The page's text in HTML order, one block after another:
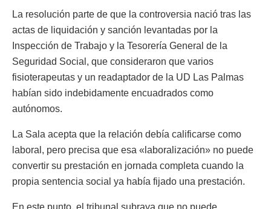
La resolución parte de que la controversia nació tras las
actas de liquidación y sanción levantadas por la
Inspección de Trabajo y la Tesorería General de la
Seguridad Social, que consideraron que varios
fisioterapeutas y un readaptador de la UD Las Palmas
habían sido indebidamente encuadrados como
autónomos.
La Sala acepta que la relación debía calificarse como
laboral, pero precisa que esa «laboralización» no puede
convertir su prestación en jornada completa cuando la
propia sentencia social ya había fijado una prestación.
En este punto, el tribunal subraya que no puede